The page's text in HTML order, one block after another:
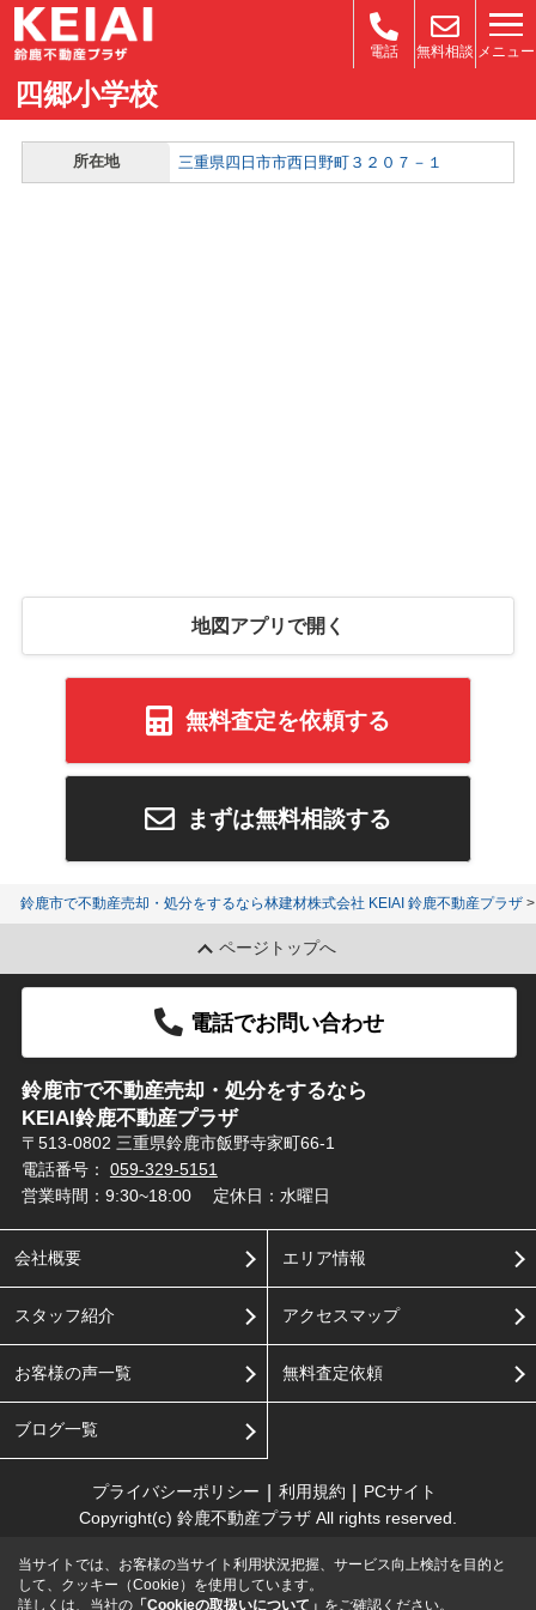
電話 無料相談 メニュー
四郷小学校
所在地 三重県四日市市西日野町３２０７－１
地図アプリで開く
無料査定を依頼する
まずは無料相談する
鈴鹿市で不動産売却・処分をするなら林建材株式会社 KEIAI 鈴鹿不動産プラザ
ページトップへ
電話でお問い合わせ
鈴鹿市で不動産売却・処分をするなら
KEIAI鈴鹿不動産プラザ
〒513-0802 三重県鈴鹿市飯野寺家町66-1
電話番号： 059-329-5151
営業時間：9:30~18:00
定休日：水曜日
会社概要
スタッフ紹介
お客様の声一覧
ブログ一覧
エリア情報
アクセスマップ
無料査定依頼
プライバシーポリシー 利用規約
PCサイト
Copyright(c) 鈴鹿不動産プラザ All rights reserved.
当サイトでは、お客様の当サイト利用状況把握、サービス向上検討を目的と
して、クッキー（Cookie）を使用しています。
詳しくは、当社の 「Cookieの取扱いについて」 をご確認ください。